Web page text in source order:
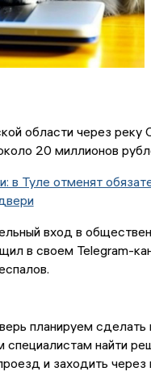
области через реку
20 миллионов
в Туле отменят
вход в
в своем Telegram-
планируем сделать
найти
и заходить через